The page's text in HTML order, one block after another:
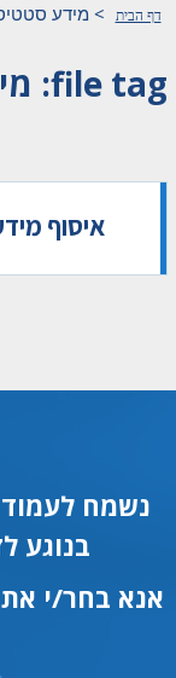
דף הבית >מידע סטטיסטי
file tag:
איסוף
נשמח
בנוגע
אנא בחר/י